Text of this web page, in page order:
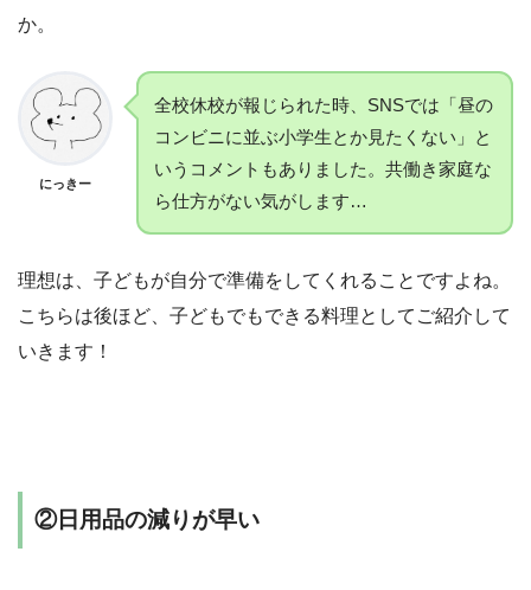
か。
にっきー
全校休校が報じられた時、SNSでは「昼の
コンビニに並ぶ小学生とか見たくない」と
いうコメントもありました。共働き家庭な
ら仕方がない気がします…
理想は、子どもが自分で準備をしてくれることですよね。
こちらは後ほど、子どもでもできる料理としてご紹介して
いきます！
②日用品の減りが早い